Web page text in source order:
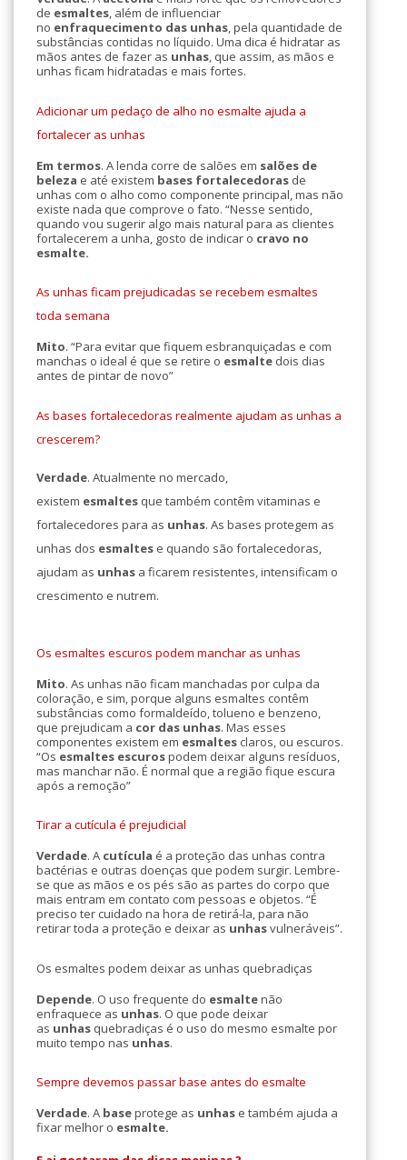
de esmaltes, além de influenciar
no enfraquecimento das unhas, pela quantidade de
substâncias contidas no líquido. Uma dica é hidratar as
mãos antes de fazer as unhas, que assim, as mãos e
unhas ficam hidratadas e mais fortes.
Adicionar um pedaço de alho no esmalte ajuda a
fortalecer as unhas
Em termos. A lenda corre de salões em salões de
beleza e até existem bases fortalecedoras de
unhas com o alho como componente principal, mas não
existe nada que comprove o fato. “Nesse sentido,
quando vou sugerir algo mais natural para as clientes
fortalecerem a unha, gosto de indicar o cravo no
esmalte.
As unhas ficam prejudicadas se recebem esmaltes
toda semana
Mito. “Para evitar que fiquem esbranquiçadas e com
manchas o ideal é que se retire o esmalte dois dias
antes de pintar de novo”
As bases fortalecedoras realmente ajudam as unhas a
crescerem?
Verdade. Atualmente no mercado,
existem esmaltes que também contêm vitaminas e
fortalecedores para as unhas. As bases protegem as
unhas dos esmaltes e quando são fortalecedoras,
ajudam as unhas a ficarem resistentes, intensificam o
crescimento e nutrem.
Os esmaltes escuros podem manchar as unhas
Mito. As unhas não ficam manchadas por culpa da
coloração, e sim, porque alguns esmaltes contêm
substâncias como formaldeído, tolueno e benzeno,
que prejudicam a cor das unhas. Mas esses
componentes existem em esmaltes claros, ou escuros.
“Os esmaltes escurospodem deixar alguns resíduos,
mas manchar não. É normal que a região fique escura
após a remoção”
Tirar a cutícula é prejudicial
Verdade. A cutícula é a proteção das unhas contra
bactérias e outras doenças que podem surgir. Lembre-
se que as mãos e os pés são as partes do corpo que
mais entram em contato com pessoas e objetos. “É
preciso ter cuidado na hora de retirá-la, para não
retirar toda a proteção e deixar as unhasvulneráveis”.
Os esmaltes podem deixar as unhas quebradiças
Depende. O uso frequente do esmaltenão
enfraquece as unhas. O que pode deixar
as unhas quebradiças é o uso do mesmo esmalte por
muito tempo nas unhas.
Sempre devemos passar base antes do esmalte
Verdade. A baseprotege as unhas e também ajuda a
fixar melhor o esmalte.